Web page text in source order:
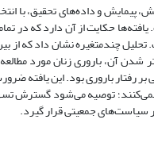
یافته‌ها حکایت از آن دارد که در
چندمتغیره نشان داد که از
شدن آن، باروری زنان مورد
رفتار باروری بود. این یافته
نمی‌کنند؛ توصیه می‌شود گسترش
سیاست‌های جمعیتی قرار گیرد.